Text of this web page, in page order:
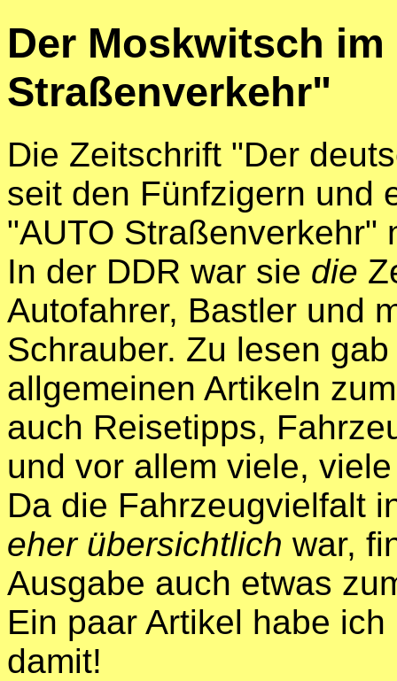
Der Moskwitsch
Straßenverkehr"
Die Zeitschrift "Der
seit den Fünfzigern und
"AUTO Straßenverkehr"
In der DDR war sie die
Autofahrer, Bastler und
Schrauber. Zu lesen
allgemeinen Artikeln
auch Reisetipps,
und vor allem viele,
Da die Fahrzeugvielfalt
eher übersichtlich war,
Ausgabe auch etwas
Ein paar Artikel habe
damit!